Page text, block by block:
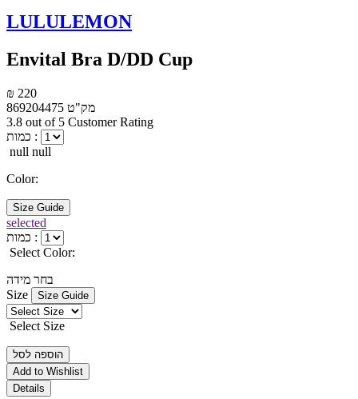
LULULEMON
Envital Bra D/DD Cup
₪ 220
מק"ט 869204475
3.8 out of 5 Customer Rating
כמות :
null null
Color:
Size Guide
selected
כמות :
Select Color:
בחר מידה
Size
Size Guide
Select Size
הוספה לסל
Add to Wishlist
Details